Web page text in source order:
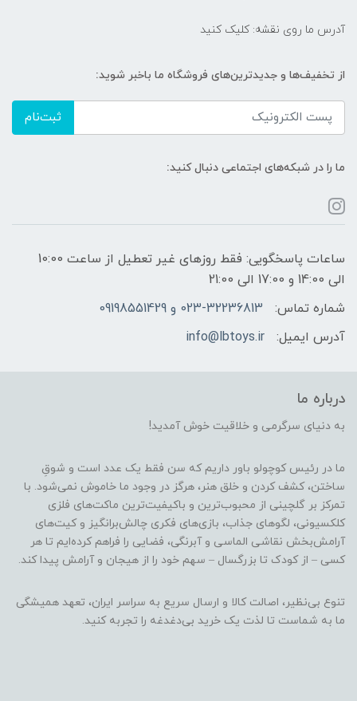
آدرس ما روی نقشه: کلیک کنید
از تخفیف‌ها و جدیدترین‌های فروشگاه ما باخبر شوید:
ثبت‌نام
ما را در شبکه‌های اجتماعی دنبال کنید:
ساعات پاسخگویی: فقط روزهای غیر تعطیل از ساعت 10:00
الی 14:00 و 17:00 الی 21:00
شماره تماس:
023-32236813 و 09198551429
آدرس ایمیل:
info@lbtoys.ir
درباره ما
به دنیای سرگرمی و خلاقیت خوش آمدید!
ما در رئیس کوچولو باور داریم که سن فقط یک عدد است و شوقِ
ساختن، کشف کردن و خلق هنر، هرگز در وجود ما خاموش نمی‌شود. با
تمرکز بر گلچینی از محبوب‌ترین و باکیفیت‌ترین ماکت‌های فلزی
کلکسیونی، لگوهای جذاب، بازی‌های فکری چالش‌برانگیز و کیت‌های
آرامش‌بخش نقاشی الماسی و آبرنگی، فضایی را فراهم کرده‌ایم تا هر
کسی – از کودک تا بزرگسال – سهم خود را از هیجان و آرامش پیدا کند.
تنوع بی‌نظیر، اصالت کالا و ارسال سریع به سراسر ایران، تعهد همیشگی
ما به شماست تا لذت یک خرید بی‌دغدغه را تجربه کنید.